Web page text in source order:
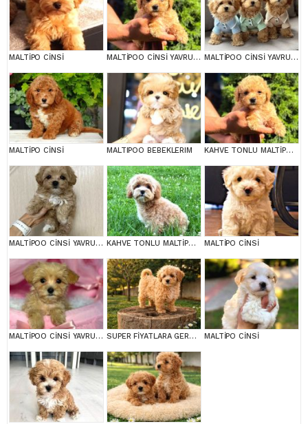
MALTİPO CİNSİ MALTİPOO CİNSİ YAVRULAR EV ÜRETİMİ MALTİPOO CİNSİ YAVRULAR EV ÜRETİMİ
MALTİPO CİNSİ MALTIPOO BEBEKLERIM KAHVE TONLU MALTİPOO CİNSİ YAVRULAR
MALTİPOO CİNSİ YAVRULAR EV ÜRETİMİ KAHVE TONLU MALTİPOO CİNSİ YAVRULAR MALTİPO CİNSİ
MALTİPOO CİNSİ YAVRULAR EV ÜRETİMİ SUPER FİYATLARA GERÇEK MALTİPOO YAVRULAR MALTİPO CİNSİ